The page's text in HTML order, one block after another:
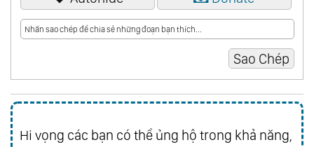
Hi vọng các bạn có thể ủng hộ trong khả năng,